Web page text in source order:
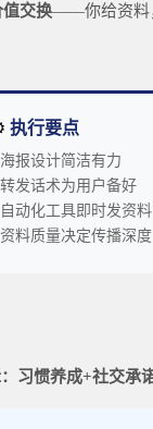
交换——你给资料
执行要点
海报设计简洁有力
转发话术为用户备好
自动化工具即时发资料
资料质量决定传播深度
习惯养成+社交承